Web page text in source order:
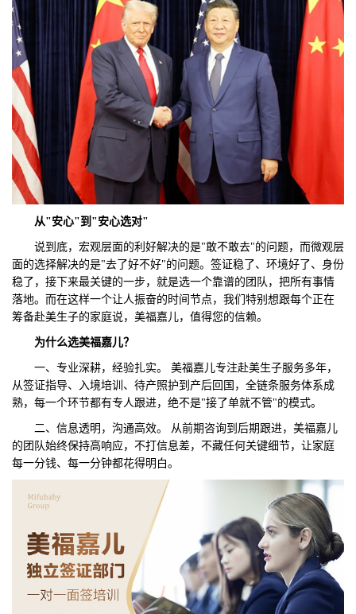
从"安心"到"安心选对"
说到底，宏观层面的利好解决的是"敢不敢去"的问题，而微观层
面的选择解决的是"去了好不好"的问题。签证稳了、环境好了、身份
稳了，接下来最关键的一步，就是选一个靠谱的团队，把所有事情
落地。而在这样一个让人振奋的时间节点，我们特别想跟每个正在
筹备赴美生子的家庭说，美福嘉儿，值得您的信赖。
为什么选美福嘉儿？
一、专业深耕，经验扎实。 美福嘉儿专注赴美生子服务多年，
从签证指导、入境培训、待产照护到产后回国，全链条服务体系成
熟，每一个环节都有专人跟进，绝不是"接了单就不管"的模式。
二、信息透明，沟通高效。 从前期咨询到后期跟进，美福嘉儿
的团队始终保持高响应，不打信息差，不藏任何关键细节，让家庭
每一分钱、每一分钟都花得明白。